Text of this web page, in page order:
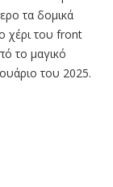
τα δομικά
χέρι του front
το μαγικό
του 2025.